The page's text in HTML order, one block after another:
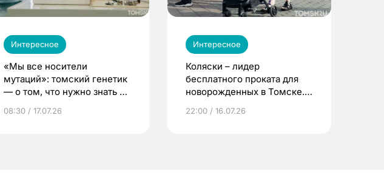
Интересное
«Мы все носители
мутаций»: томский генетик
— о том, что нужно знать до
08:30 / 17.07.26
Интересное
Коляски – лидер
бесплатного проката для
новорожденных в Томске.
22:00 / 16.07.26